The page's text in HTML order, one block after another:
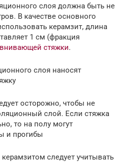
слоя должна быть не
В качестве основного
керамзит, длина
1 см (фракция
стяжки.
слоя наносят
осторожно, чтобы не
слой. Если стяжка
то на полу могут
и прогибы
следует учитывать